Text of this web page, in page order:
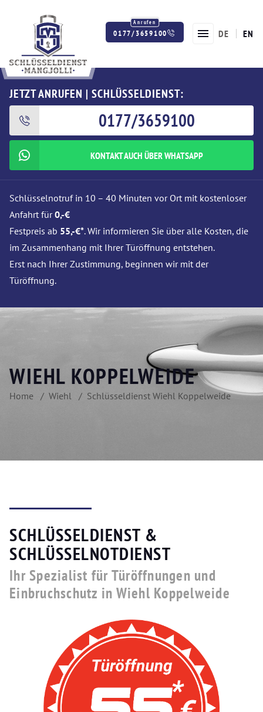
0177/3659100 DE EN
JETZT ANRUFEN | SCHLÜSSELDIENST:
0177/3659100
KONTAKT AUCH ÜBER WHATSAPP
Schlüsselnotruf in 10 – 40 Minuten vor Ort mit kostenloser
Anfahrt für0,-€
Festpreis ab 55,-€*. Wir informieren Sie über alle Kosten, die
im Zusammenhang mit Ihrer Türöffnung entstehen.
Erst nach Ihrer Zustimmung, beginnen wir mit der
Türöffnung.
WIEHL KOPPELWEIDE
Home Wiehl Schlüsseldienst Wiehl Koppelweide
SCHLÜSSELDIENST &
SCHLÜSSELNOTDIENST
Ihr Spezialist für Türöffnungen und
Einbruchschutz in Wiehl Koppelweide